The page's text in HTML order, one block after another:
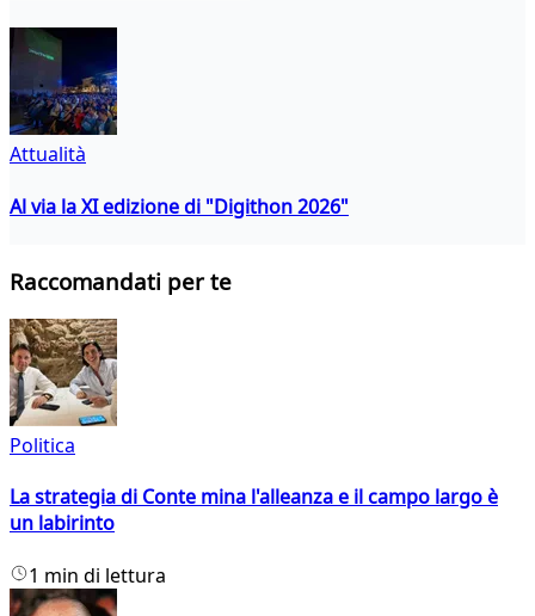
Attualità
Al via la XI edizione di "Digithon 2026"
Raccomandati per te
Politica
La strategia di Conte mina l'alleanza e il campo largo è
un labirinto
1 min di lettura